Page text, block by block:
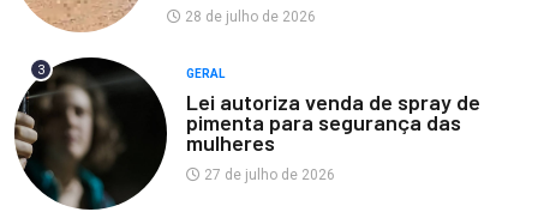
28 de julho de 2026
3 GERAL
Lei autoriza venda de spray de
pimenta para segurança das
mulheres
27 de julho de 2026